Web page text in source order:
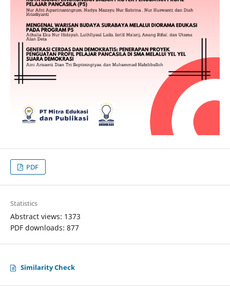
PDF
Statistics
Abstract views: 1373
PDF downloads: 877
Similarity Check